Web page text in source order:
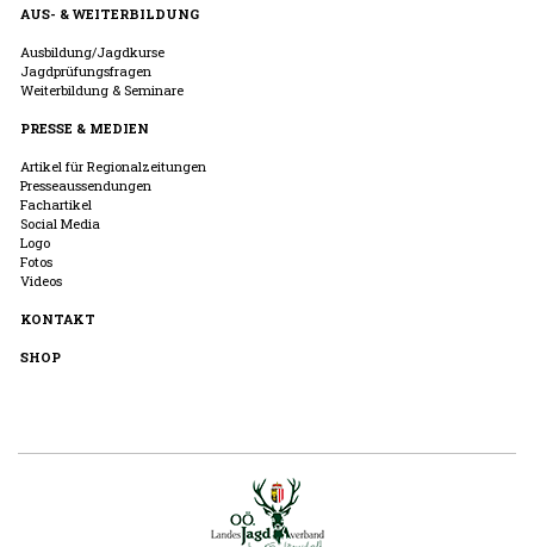
AUS- & WEITERBILDUNG
Ausbildung/Jagdkurse
Jagdprüfungsfragen
Weiterbildung & Seminare
PRESSE & MEDIEN
Artikel für Regionalzeitungen
Presseaussendungen
Fachartikel
Social Media
Logo
Fotos
Videos
KONTAKT
SHOP